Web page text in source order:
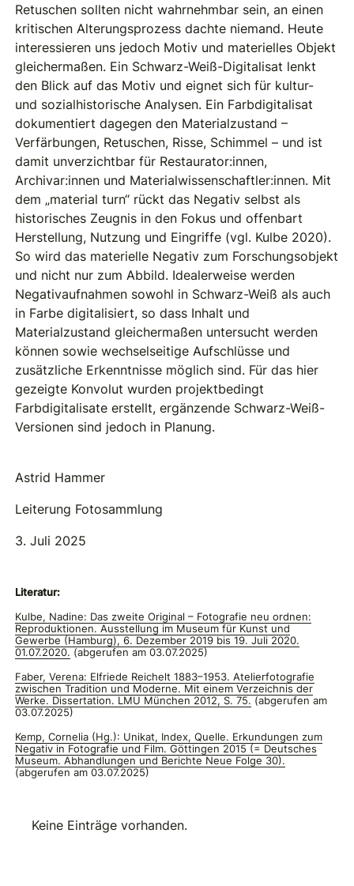
Retuschen sollten nicht wahrnehmbar sein, an einen
kritischen Alterungsprozess dachte niemand. Heute
interessieren uns jedoch Motiv und materielles Objekt
gleichermaßen. Ein Schwarz-Weiß-Digitalisat lenkt
den Blick auf das Motiv und eignet sich für kultur-
und sozialhistorische Analysen. Ein Farbdigitalisat
dokumentiert dagegen den Materialzustand –
Verfärbungen, Retuschen, Risse, Schimmel – und ist
damit unverzichtbar für Restaurator:innen,
Archivar:innen und Materialwissenschaftler:innen. Mit
dem „material turn“ rückt das Negativ selbst als
historisches Zeugnis in den Fokus und offenbart
Herstellung, Nutzung und Eingriffe (vgl. Kulbe 2020).
So wird das materielle Negativ zum Forschungsobjekt
und nicht nur zum Abbild. Idealerweise werden
Negativaufnahmen sowohl in Schwarz-Weiß als auch
in Farbe digitalisiert, so dass Inhalt und
Materialzustand gleichermaßen untersucht werden
können sowie wechselseitige Aufschlüsse und
zusätzliche Erkenntnisse möglich sind. Für das hier
gezeigte Konvolut wurden projektbedingt
Farbdigitalisate erstellt, ergänzende Schwarz-Weiß-
Versionen sind jedoch in Planung.
Astrid Hammer
Leiterung Fotosammlung
3. Juli 2025
Literatur:
Kulbe, Nadine: Das zweite Original – Fotografie neu ordnen:
Reproduktionen. Ausstellung im Museum für Kunst und
Gewerbe (Hamburg), 6. Dezember 2019 bis 19. Juli 2020.
01.07.2020. (abgerufen am 03.07.2025)
Faber, Verena: Elfriede Reichelt 1883–1953. Atelierfotografie
zwischen Tradition und Moderne. Mit einem Verzeichnis der
Werke. Dissertation. LMU München 2012, S. 75. (abgerufen am
03.07.2025)
Kemp, Cornelia (Hg.): Unikat, Index, Quelle. Erkundungen zum
Negativ in Fotografie und Film. Göttingen 2015 (= Deutsches
Museum. Abhandlungen und Berichte Neue Folge 30).
(abgerufen am 03.07.2025)
Keine Einträge vorhanden.